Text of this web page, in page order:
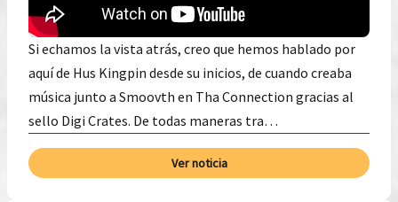
Si echamos la vista atrás, creo que hemos hablado por
aquí de Hus Kingpin desde su inicios, de cuando creaba
música junto a Smoovth en Tha Connection gracias al
sello Digi Crates. De todas maneras tra…
Ver noticia